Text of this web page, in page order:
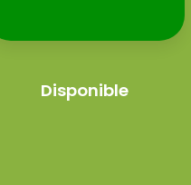
Disponible